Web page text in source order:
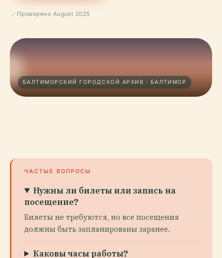
Проверено August 2025
БАЛТИМОРСКИЙ ГОРОДСКОЙ АРХИВ · БАЛТИМОР
ЧАСТЫЕ ВОПРОСЫ
Нужны ли билеты или запись на
посещение?
Билеты не требуются, но все посещения
должны быть запланированы заранее.
Каковы часы работы?